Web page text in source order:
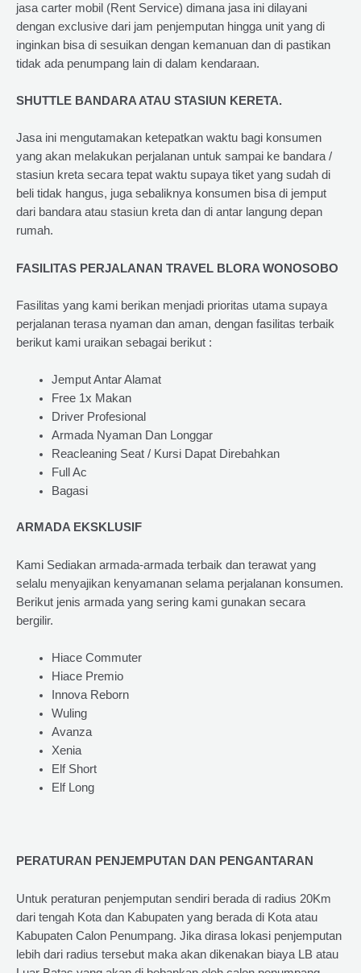
jasa carter mobil (Rent Service) dimana jasa ini dilayani
dengan exclusive dari jam penjemputan hingga unit yang di
inginkan bisa di sesuikan dengan kemanuan dan di pastikan
tidak ada penumpang lain di dalam kendaraan.
SHUTTLE BANDARA ATAU STASIUN KERETA.
Jasa ini mengutamakan ketepatkan waktu bagi konsumen
yang akan melakukan perjalanan untuk sampai ke bandara /
stasiun kreta secara tepat waktu supaya tiket yang sudah di
beli tidak hangus, juga sebaliknya konsumen bisa di jemput
dari bandara atau stasiun kreta dan di antar langung depan
rumah.
FASILITAS PERJALANAN TRAVEL BLORA WONOSOBO
Fasilitas yang kami berikan menjadi prioritas utama supaya
perjalanan terasa nyaman dan aman, dengan fasilitas terbaik
berikut kami uraikan sebagai berikut :
Jemput Antar Alamat
Free 1x Makan
Driver Profesional
Armada Nyaman Dan Longgar
Reacleaning Seat / Kursi Dapat Direbahkan
Full Ac
Bagasi
ARMADA EKSKLUSIF
Kami Sediakan armada-armada terbaik dan terawat yang
selalu menyajikan kenyamanan selama perjalanan konsumen.
Berikut jenis armada yang sering kami gunakan secara
bergilir.
Hiace Commuter
Hiace Premio
Innova Reborn
Wuling
Avanza
Xenia
Elf Short
Elf Long
PERATURAN PENJEMPUTAN DAN PENGANTARAN
Untuk peraturan penjemputan sendiri berada di radius 20Km
dari tengah Kota dan Kabupaten yang berada di Kota atau
Kabupaten Calon Penumpang. Jika dirasa lokasi penjemputan
lebih dari radius tersebut maka akan dikenakan biaya LB atau